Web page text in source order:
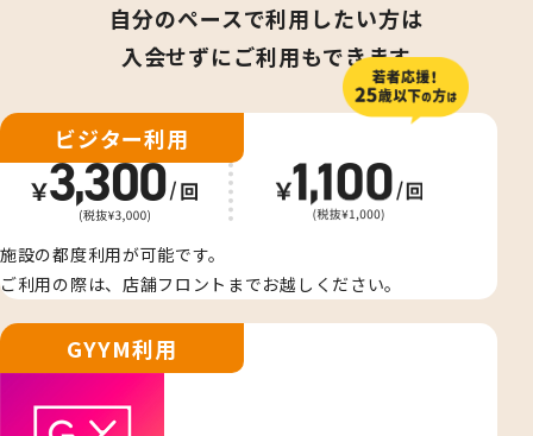
自分のペースで利用したい方は
入会せずにご利用もできます
ビジター利用
施設の都度利用が可能です。
ご利用の際は、店舗フロントまでお越しください。
GYYM利用